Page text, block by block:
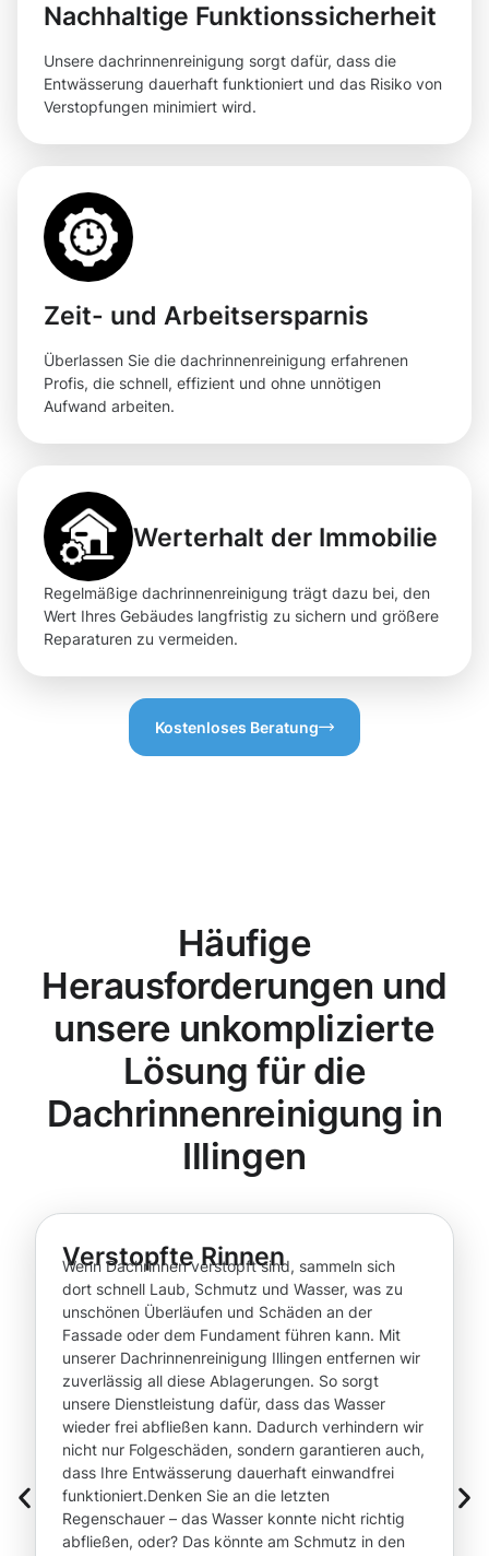
Nachhaltige Funktionssicherheit
Unsere dachrinnenreinigung sorgt dafür, dass die
Entwässerung dauerhaft funktioniert und das Risiko von
Verstopfungen minimiert wird.
Zeit- und Arbeitsersparnis
Überlassen Sie die dachrinnenreinigung erfahrenen
Profis, die schnell, effizient und ohne unnötigen
Aufwand arbeiten.
Werterhalt der Immobilie
Regelmäßige dachrinnenreinigung trägt dazu bei, den
Wert Ihres Gebäudes langfristig zu sichern und größere
Reparaturen zu vermeiden.
Kostenloses Beratung
Häufige
Herausforderungen und
unsere unkomplizierte
Lösung für die
Dachrinnenreinigung in
Illingen
Verstopfte Rinnen
Wenn Dachrinnen verstopft sind, sammeln sich
dort schnell Laub, Schmutz und Wasser, was zu
unschönen Überläufen und Schäden an der
Fassade oder dem Fundament führen kann. Mit
unserer Dachrinnenreinigung Illingen entfernen wir
zuverlässig all diese Ablagerungen. So sorgt
unsere Dienstleistung dafür, dass das Wasser
wieder frei abfließen kann. Dadurch verhindern wir
nicht nur Folgeschäden, sondern garantieren auch,
dass Ihre Entwässerung dauerhaft einwandfrei
funktioniert.Denken Sie an die letzten
Regenschauer – das Wasser konnte nicht richtig
abfließen, oder? Das könnte am Schmutz in den